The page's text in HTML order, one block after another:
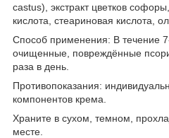
castus), экстракт цветков
кислота, стеариновая кислота,
Способ применения: В течение
очищенные, повреждённые
раза в день.
Противопоказания:
компонентов крема.
Храните в сухом, темном,
месте.